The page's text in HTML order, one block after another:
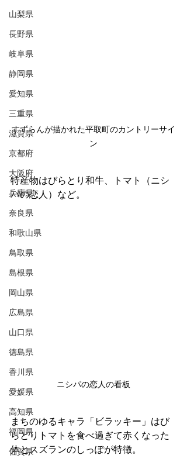
山梨県
長野県
岐阜県
静岡県
愛知県
三重県
滋賀県
京都府
大阪府
兵庫県
奈良県
和歌山県
鳥取県
島根県
岡山県
広島県
山口県
徳島県
香川県
愛媛県
高知県
福岡県
佐賀県
すずらんが描かれた平取町のカントリーサイ
ン
特産物はびらとり和牛、トマト（ニシ
パの恋人）など。
ニシパの恋人の看板
まちのゆるキャラ「ビラッキー」はび
らとりトマトを食べ過ぎて赤くなった
体とスズランのしっぽが特徴。